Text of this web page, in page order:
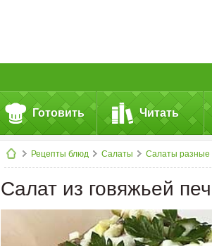
Готовить Читать
Рецепты блюд Салаты Салаты разные
Салат из говяжьей